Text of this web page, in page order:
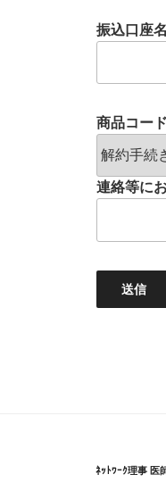
振込口座
商品コード
連絡等に
ﾈｯﾄﾜｰｸ理事 医